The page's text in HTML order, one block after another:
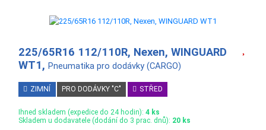
225/65R16 112/110R, Nexen, WINGUARD
WT1,Pneumatika pro dodávky (CARGO)
ZIMNÍ PRO DODÁVKY "C" STŘED
Ihned skladem (expedice do 24 hodin):4 ks
Skladem u dodavatele (dodání do 3 prac. dnů): 20 ks